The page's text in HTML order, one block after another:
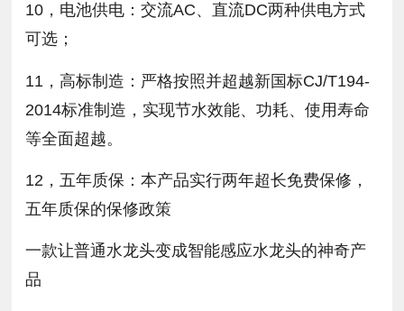
10，电池供电：交流AC、直流DC两种供电方式
可选；
11，高标制造：严格按照并超越新国标CJ/T194-
2014标准制造，实现节水效能、功耗、使用寿命
等全面超越。
12，五年质保：本产品实行两年超长免费保修，
五年质保的保修政策
一款让普通水龙头变成智能感应水龙头的神奇产
品